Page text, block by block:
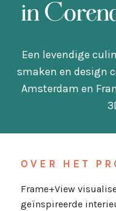
in
Een levendige
smaken en design
Amsterdam en
OVER HET
Frame+View
geïnspireerde